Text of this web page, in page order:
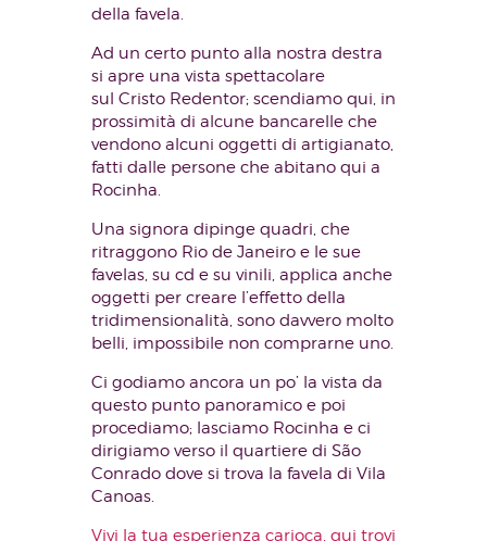
della favela.
Ad un certo punto alla nostra destra
si apre una vista spettacolare
sul Cristo Redentor; scendiamo qui, in
prossimità di alcune bancarelle che
vendono alcuni oggetti di artigianato,
fatti dalle persone che abitano qui a
Rocinha.
Una signora dipinge quadri, che
ritraggono Rio de Janeiro e le sue
favelas, su cd e su vinili, applica anche
oggetti per creare l’effetto della
tridimensionalità, sono davvero molto
belli, impossibile non comprarne uno.
Ci godiamo ancora un po’ la vista da
questo punto panoramico e poi
procediamo; lasciamo Rocinha e ci
dirigiamo verso il quartiere di São
Conrado dove si trova la favela di Vila
Canoas.
Vivi la tua esperienza carioca, qui trovi